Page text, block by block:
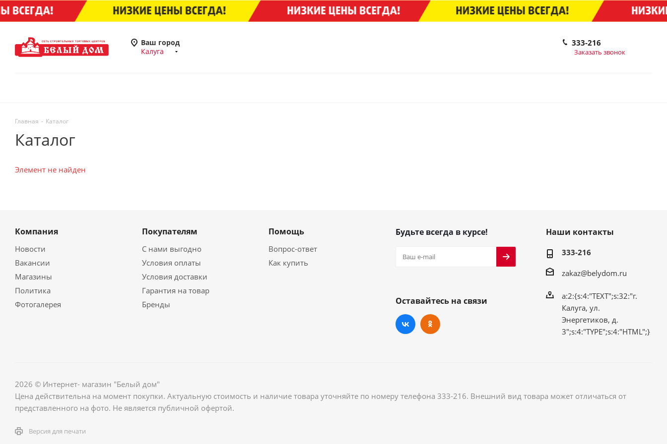
Ваш город
Калуга
333-216
Заказать звонок
Главная - Каталог
Каталог
Элемент не найден
Компания
Новости
Вакансии
Магазины
Политика
Фотогалерея
Покупателям
С нами выгодно
Условия оплаты
Условия доставки
Гарантия на товар
Бренды
Помощь
Вопрос-ответ
Как купить
Будьте всегда в курсе!
Оставайтесь на связи
Наши контакты
333-216
zakaz@belydom.ru
a:2:{s:4:"TEXT";s:32:"г.
Калуга, ул.
Энергетиков, д.
3";s:4:"TYPE";s:4:"HTML";}
2026 © Интернет- магазин "Белый дом"
Цена действительна на момент покупки. Актуальную стоимость и наличие товара уточняйте по номеру телефона 333-216. Внешний вид товара может отличаться от
представленного на фото. Не является публичной офертой.
Версия для печати